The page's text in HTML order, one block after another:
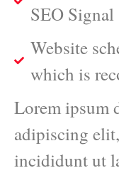
SEO Signal
Website
which is
Lorem ipsum
adipiscing
incididunt ut